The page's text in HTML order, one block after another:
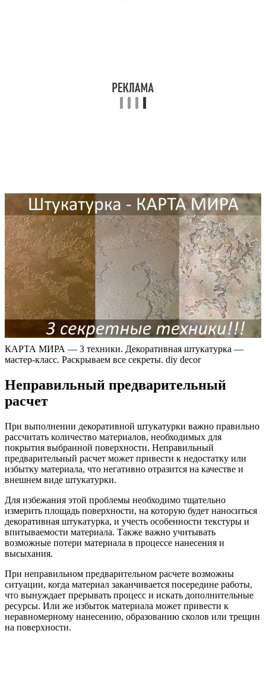
КАРТА МИРА — 3 техники. Декоративная штукатурка —
мастер-класс. Раскрываем все секреты. diy decor
Неправильный предварительный
расчет
При выполнении декоративной штукатурки важно правильно
рассчитать количество материалов, необходимых для
покрытия выбранной поверхности. Неправильный
предварительный расчет может привести к недостатку или
избытку материала, что негативно отразится на качестве и
внешнем виде штукатурки.
Для избежания этой проблемы необходимо тщательно
измерить площадь поверхности, на которую будет наноситься
декоративная штукатурка, и учесть особенности текстуры и
впитываемости материала. Также важно учитывать
возможные потери материала в процессе нанесения и
высыхания.
При неправильном предварительном расчете возможны
ситуации, когда материал заканчивается посередине работы,
что вынуждает прерывать процесс и искать дополнительные
ресурсы. Или же избыток материала может привести к
неравномерному нанесению, образованию сколов или трещин
на поверхности.